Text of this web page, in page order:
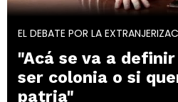
EL DEBATE POR LA
"Acá se va a
ser colonia o si
patria"